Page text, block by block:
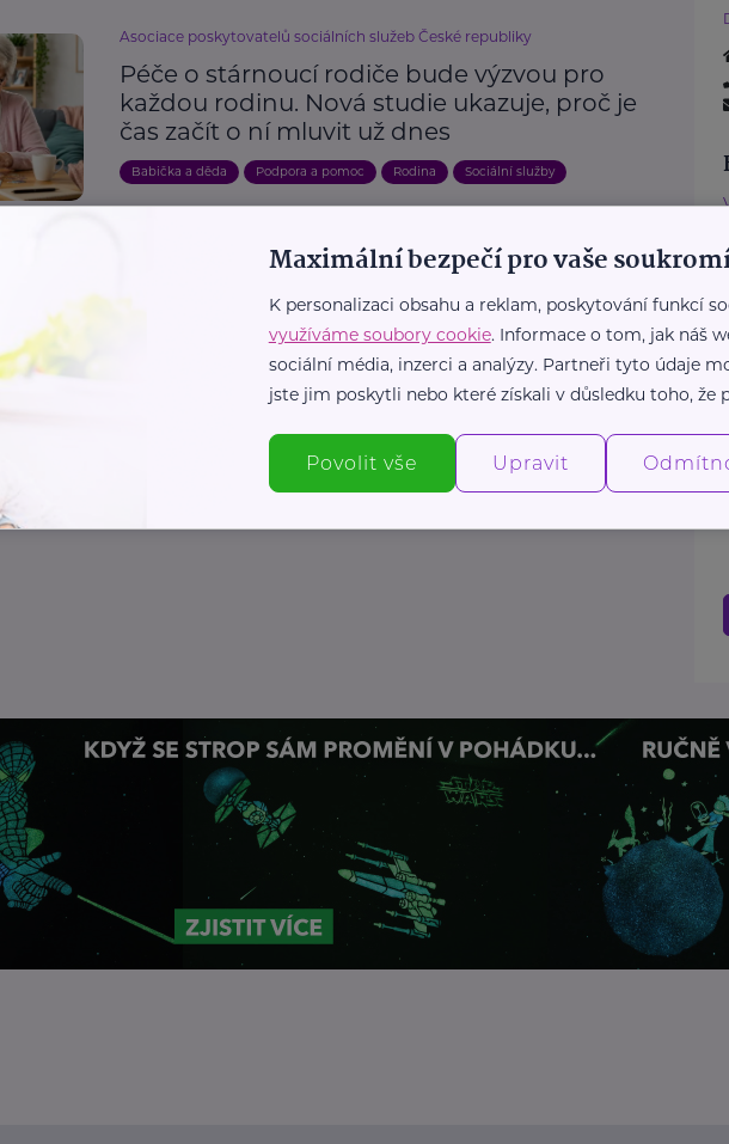
Asociace poskytovatelů sociálních služeb České republiky
Péče o stárnoucí rodiče bude výzvou pro
každou rodinu. Nová studie ukazuje, proč je
čas začít o ní mluvit už dnes
Babička a děda Podpora a pomoc Rodina Sociální služby
Mateřství a rodičovství Náhradní rodič, pěstoun, hostitel
Maximální bezpečí pro vaše
K personalizaci obsahu a reklam, poskytování funkcí
využíváme soubory cookie. Informace o tom, jak náš
sociální média, inzerci a analýzy. Partneři tyto údaje
jste jim poskytli nebo které získali v důsledku toho, že
Povolit vše Upravit